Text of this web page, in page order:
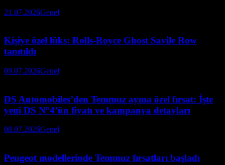
21.07.2026Genel
Kişiye özel lüks: Rolls-Royce Ghost Savile Row
tanıtıldı
09.07.2026Genel
DS Automobiles’den Temmuz ayına özel fırsat: İşte
yeni DS N°4’ün fiyatı ve kampanya detayları
08.07.2026Genel
Peugeot modellerinde Temmuz fırsatları başladı